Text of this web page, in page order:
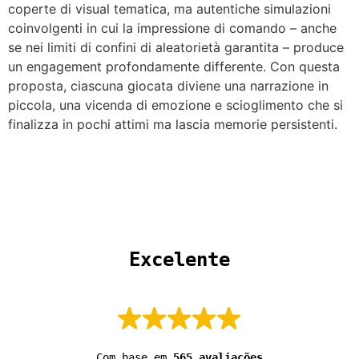
coperte di visual tematica, ma autentiche simulazioni
coinvolgenti in cui la impressione di comando – anche
se nei limiti di confini di aleatorietà garantita – produce
un engagement profondamente differente. Con questa
proposta, ciascuna giocata diviene una narrazione in
piccola, una vicenda di emozione e scioglimento che si
finalizza in pochi attimi ma lascia memorie persistenti.
Excelente